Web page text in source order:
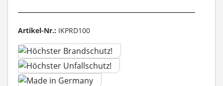
Artikel-Nr.: IKPRD100